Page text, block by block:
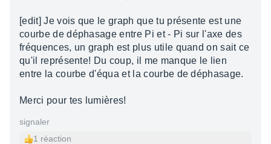
[edit] Je vois que le graph que tu présente est une
courbe de déphasage entre Pi et - Pi sur l'axe des
fréquences, un graph est plus utile quand on sait ce
qu'il représente! Du coup, il me manque le lien
entre la courbe d'équa et la courbe de déphasage.
Merci pour tes lumières!
signaler
1 réaction